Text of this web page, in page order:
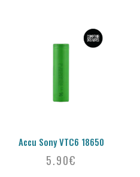
Accu Sony VTC6 18650
5.90€